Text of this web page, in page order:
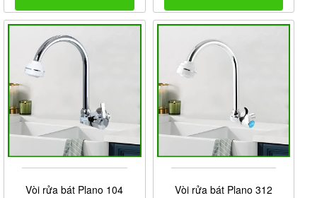
Vòi rửa bát Plano 104 Vòi rửa bát Plano 312